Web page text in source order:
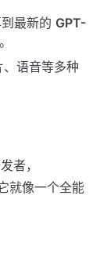
最新的 GPT-
语音等多种
者，
就像一个全能